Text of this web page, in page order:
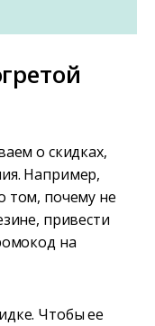
о скидках,
Например,
том, почему не
привести
на
Чтобы ее